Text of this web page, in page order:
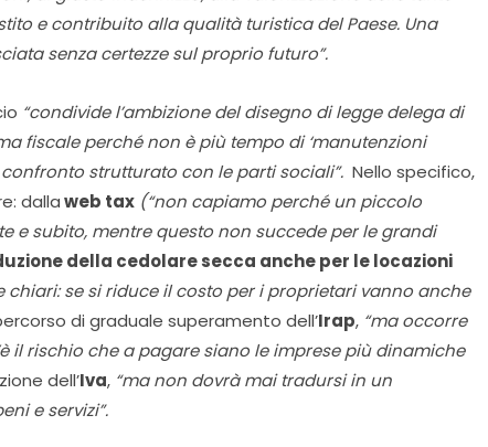
e contribuito alla qualità turistica del Paese. Una
senza certezze sul proprio futuro”.
“condivide l’ambizione del disegno di legge delega di
fiscale perché non è più tempo di ‘manutenzioni
strutturato con le parti sociali”. Nello specifico,
dallaweb tax (“non capiamo perché un piccolo
e subito, mentre questo non succede per le grandi
della cedolare secca anche per le locazioni
chiari: se si riduce il costo per i proprietari vanno anche
di graduale superamento dell’Irap, “ma occorre
il rischio che a pagare siano le imprese più dinamiche
dell’Iva, “ma non dovrà mai tradursi in un
e servizi”.